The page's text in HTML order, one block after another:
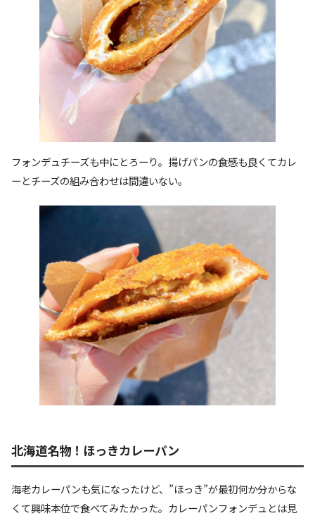
フォンデュチーズも中にとろーり。揚げパンの食感も良くてカレ
ーとチーズの組み合わせは間違いない。
北海道名物！ほっきカレーパン
海老カレーパンも気になったけど、”ほっき”が最初何か分からな
くて興味本位で食べてみたかった。カレーパンフォンデュとは見